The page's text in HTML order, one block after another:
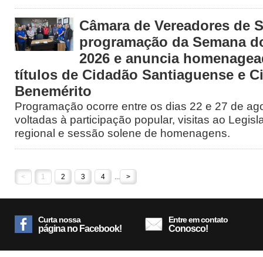
Câmara de Vereadores de
programação da Semana
2026 e anuncia
títulos de Cidadão Santiaguense e
Benemérito
Programação ocorre entre os dias 22 e 27 de
voltadas à participação popular, visitas ao
regional e sessão solene de homenagens.
< 1 2 3 4 ... >
Curta nossa
página no Facebook!
Entre em contato
Conosco!